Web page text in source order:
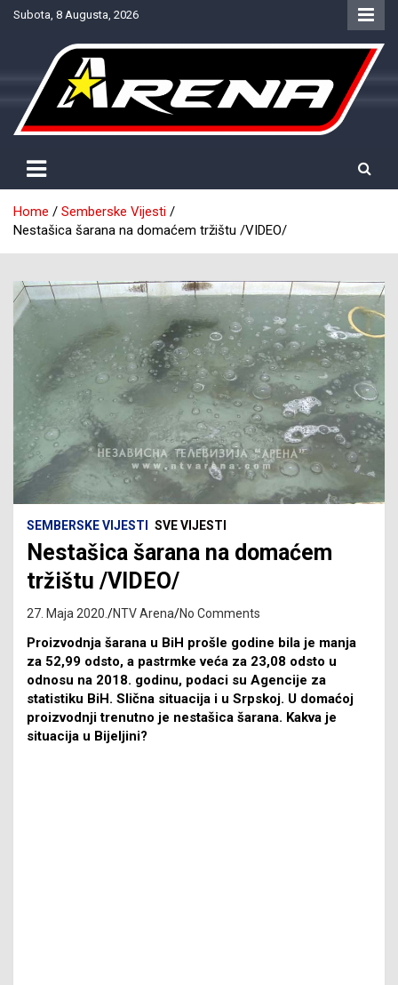
SkipSubota, 8 Augusta, 2026
NTV Arena
Home
Semberske Vijesti
Nestašica šarana na domaćem tržištu /VIDEO/
SEMBERSKE VIJESTI SVE VIJESTI
Nestašica šarana na domaćem
tržištu /VIDEO/
27. Maja 2020. NTV Arena No Comments
Proizvodnja šarana u BiH prošle godine bila je manja
za 52,99 odsto, a pastrmke veća za 23,08 odsto u
odnosu na 2018. godinu, podaci su Agencije za
statistiku BiH. Slična situacija i u Srpskoj. U domaćoj
proizvodnji trenutno je nestašica šarana. Kakva je
situacija u Bijeljini?